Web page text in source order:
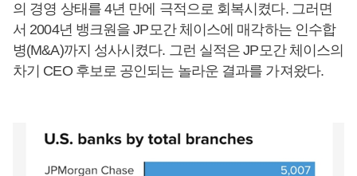
의 경영 상태를 4년 만에 극적으로 회복시켰다. 그러면
서 2004년 뱅크원을 JP모간 체이스에 매각하는 인수합
병(M&A)까지 성사시켰다. 그런 실적은 JP모간 체이스의
차기 CEO 후보로 공인되는 놀라운 결과를 가져왔다.